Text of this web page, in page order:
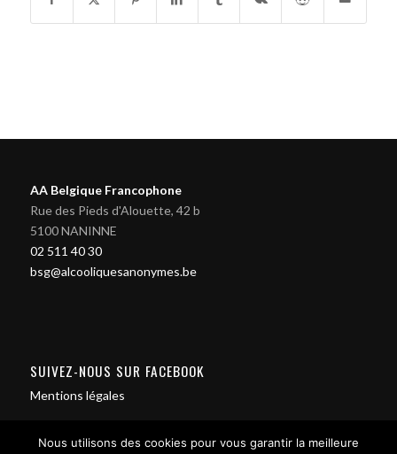
AA Belgique Francophone
Rue des Pieds d'Alouette, 42 b
5100 NANINNE
02 511 40 30
bsg@alcooliquesanonymes.be
SUIVEZ-NOUS SUR FACEBOOK
Mentions légales
Nous utilisons des cookies pour vous garantir la meilleure